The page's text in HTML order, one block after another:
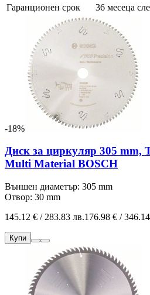
Гаранционен срок
36 месеца
-18%
Диск за циркуляр 305 mm,
Multi Material BOSCH
Външен диаметър: 305 mm
Отвор: 30 mm
145.12 € / 283.83 лв.176.98 € /
Купи